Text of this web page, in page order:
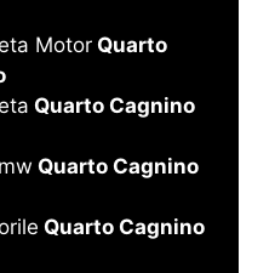
Motor Quarto
Quarto Cagnino
Quarto Cagnino
Quarto Cagnino